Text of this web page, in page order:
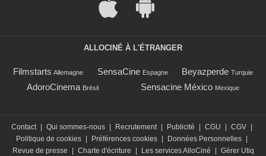
ALLOCINÉ À L'ÉTRANGER
Filmstarts Allemagne SensaCine Espagne Beyazperde Turquie
AdoroCinema Brésil Sensacine México Mexique
Contact Qui sommes-nous Recrutement Publicité CGU CGV
Politique de cookies
Préférences cookies Données Personnelles
Revue de presse
Charte d'écriture Les services AlloCiné
Gérer Utiq